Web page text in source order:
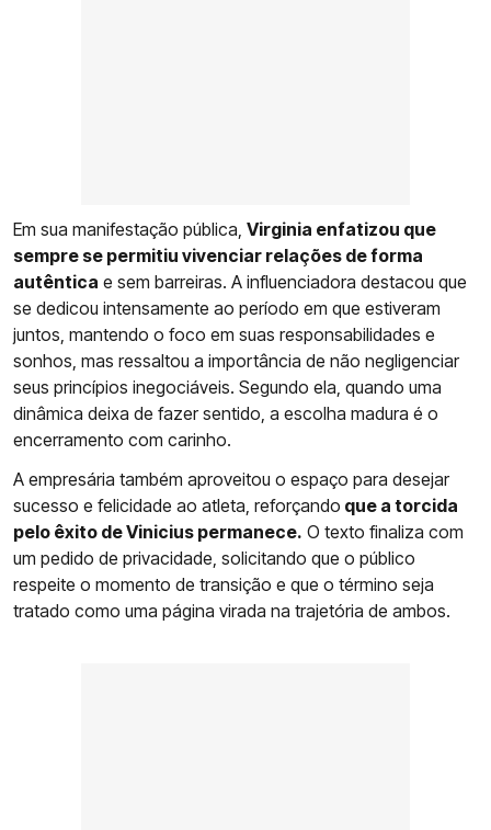
Em sua manifestação pública, Virginia enfatizou que
sempre se permitiu vivenciar relações de forma
autêntica e sem barreiras. A influenciadora destacou que
se dedicou intensamente ao período em que estiveram
juntos, mantendo o foco em suas responsabilidades e
sonhos, mas ressaltou a importância de não negligenciar
seus princípios inegociáveis. Segundo ela, quando uma
dinâmica deixa de fazer sentido, a escolha madura é o
encerramento com carinho.
A empresária também aproveitou o espaço para desejar
sucesso e felicidade ao atleta, reforçando que a torcida
pelo êxito de Vinicius permanece. O texto finaliza com
um pedido de privacidade, solicitando que o público
respeite o momento de transição e que o término seja
tratado como uma página virada na trajetória de ambos.